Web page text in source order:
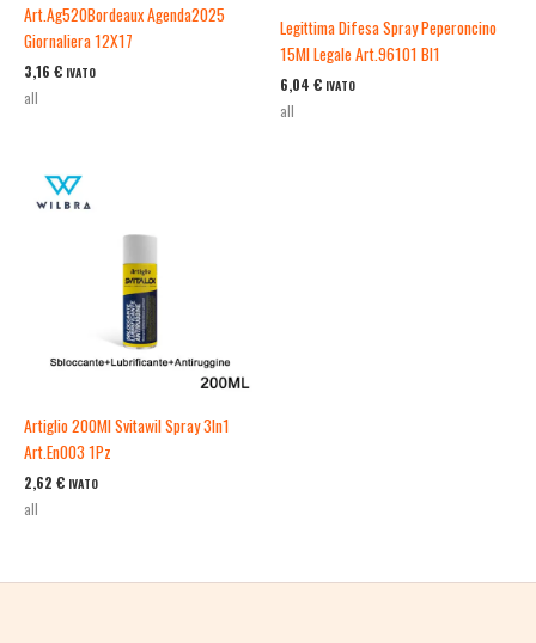
Art.Ag520Bordeaux Agenda2025
Giornaliera 12X17
3,16 € IVATO
all
Legittima Difesa Spray Peperoncino
15Ml Legale Art.96101 Bl1
6,04 € IVATO
all
Artiglio 200Ml Svitawil Spray 3In1
Art.En003 1Pz
2,62 € IVATO
all